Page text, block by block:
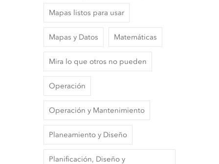
Mapas listos para usar
Mapas y Datos Matemáticas
Mira lo que otros no pueden
Operación
Operación y Mantenimiento
Planeamiento y Diseño
Planificación, Diseño y